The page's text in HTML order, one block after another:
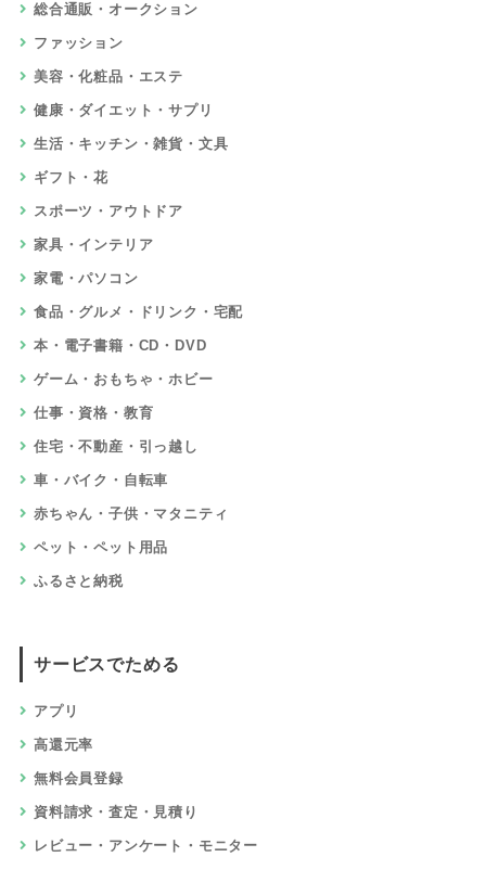
総合通販・オークション
ファッション
美容・化粧品・エステ
健康・ダイエット・サプリ
生活・キッチン・雑貨・文具
ギフト・花
スポーツ・アウトドア
家具・インテリア
家電・パソコン
食品・グルメ・ドリンク・宅配
本・電子書籍・CD・DVD
ゲーム・おもちゃ・ホビー
仕事・資格・教育
住宅・不動産・引っ越し
車・バイク・自転車
赤ちゃん・子供・マタニティ
ペット・ペット用品
ふるさと納税
サービスでためる
アプリ
高還元率
無料会員登録
資料請求・査定・見積り
レビュー・アンケート・モニター